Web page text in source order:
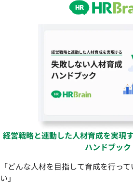
経営戦略と連動した人材育成を実現
ハンドブック
「どんな人材を目指して育成を行っ
い」